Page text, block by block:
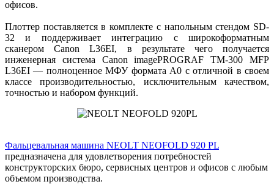
офисов.
Плоттер поставляется в комплекте с напольным стендом SD-
32 и поддерживает интеграцию с широкоформатным
сканером Canon L36EI, в результате чего получается
инженерная система Canon imagePROGRAF TM-300 MFP
L36EI — полноценное МФУ формата A0 с отличной в своем
классе производительностью, исключительным качеством,
точностью и набором функций.
Фальцевальная машина NEOLT NEOFOLD 920 PL
предназначена для удовлетворения потребностей
конструкторских бюро, сервисных центров и офисов с любым
объемом производства.